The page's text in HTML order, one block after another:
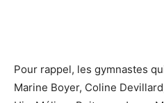
Pour rappel, les gymnastes
Marine Boyer, Coline